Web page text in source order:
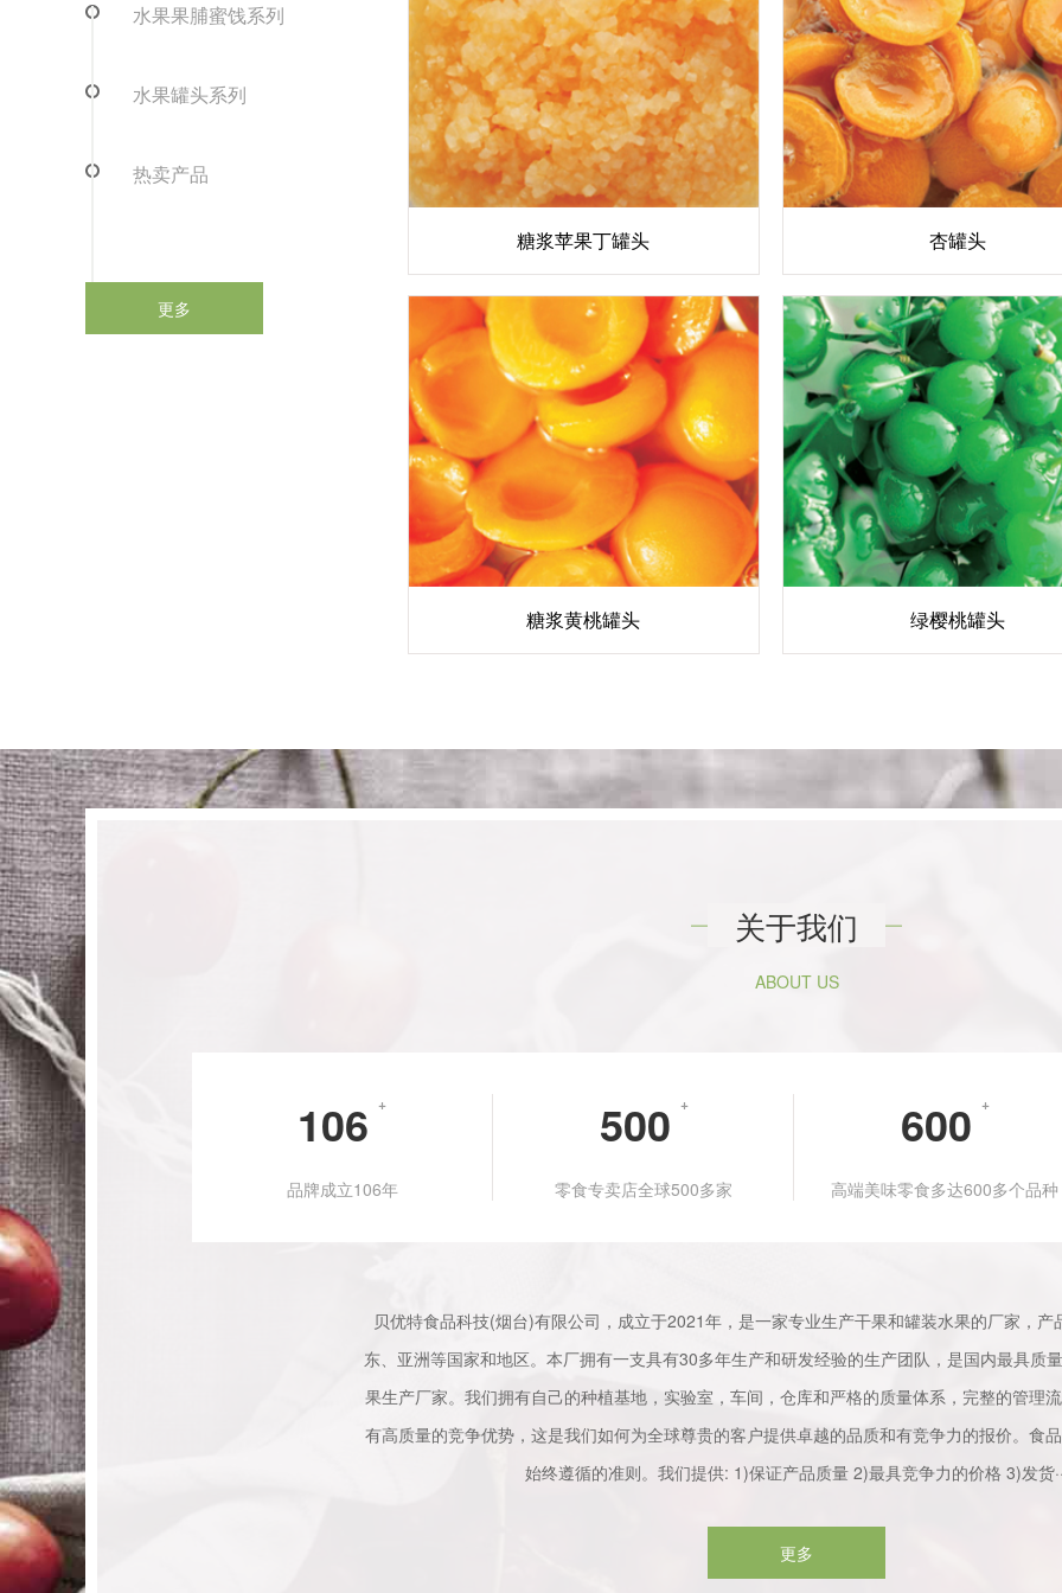
水果果脯蜜饯系列
水果罐头系列
热卖产品
更多
糖浆苹果丁罐头 杏罐头
糖浆黄桃罐头 绿樱桃罐头
关于我们
ABOUT US
106 +
品牌成立106年
500 +
零食专卖店全球500多家
600 +
高端美味零食多达600多个品种
贝优特食品科技(烟台)有限公司，成立于2021年，是一家专业生产干果和罐装水果的厂家，产
东、亚洲等国家和地区。本厂拥有一支具有30多年生产和研发经验的生产团队，是国内最具质
果生产厂家。我们拥有自己的种植基地，实验室，车间，仓库和严格的质量体系，完整的管理
有高质量的竞争优势，这是我们如何为全球尊贵的客户提供卓越的品质和有竞争力的报价。食
始终遵循的准则。我们提供: 1)保证产品质量 2)最具竞争力的价格 3)发货
更多